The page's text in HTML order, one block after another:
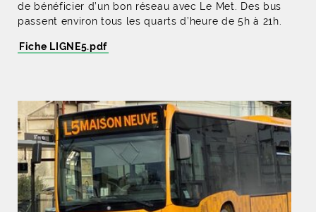
de bénéficier d’un bon réseau avec Le Met. Des bus
passent environ tous les quarts d’heure de 5h à 21h.
Fiche LIGNE5.pdf